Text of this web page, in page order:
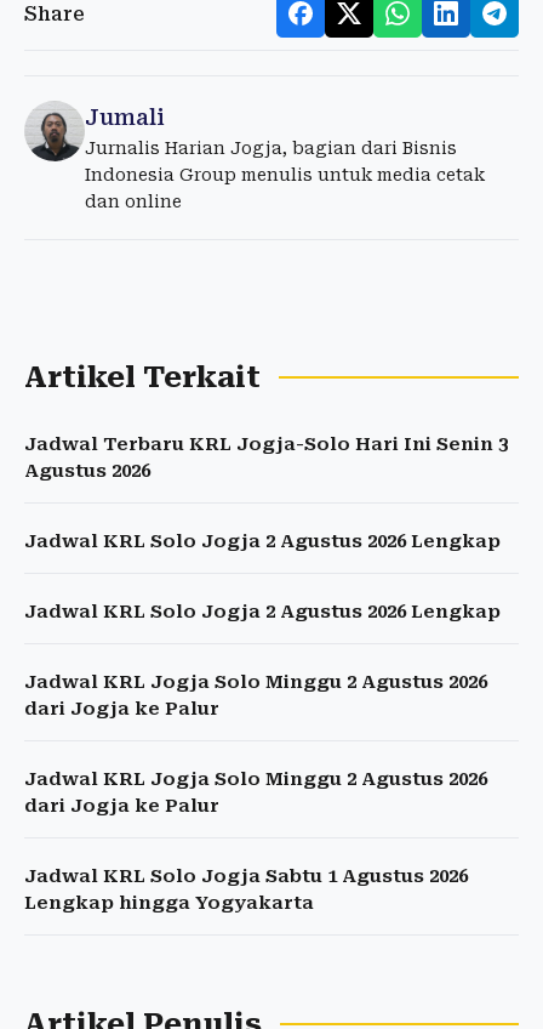
Share
Jumali
Jurnalis Harian Jogja, bagian dari Bisnis
Indonesia Group menulis untuk media cetak
dan online
Artikel Terkait
Jadwal Terbaru KRL Jogja-Solo Hari Ini Senin 3
Agustus 2026
Jadwal KRL Solo Jogja 2 Agustus 2026 Lengkap
Jadwal KRL Solo Jogja 2 Agustus 2026 Lengkap
Jadwal KRL Jogja Solo Minggu 2 Agustus 2026
dari Jogja ke Palur
Jadwal KRL Jogja Solo Minggu 2 Agustus 2026
dari Jogja ke Palur
Jadwal KRL Solo Jogja Sabtu 1 Agustus 2026
Lengkap hingga Yogyakarta